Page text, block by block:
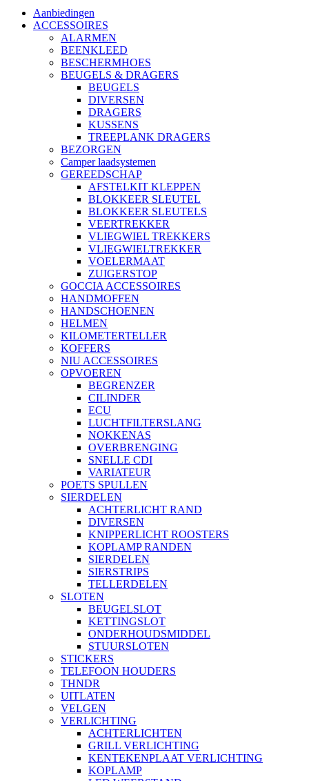
Aanbiedingen
ACCESSOIRES
ALARMEN
BEENKLEED
BESCHERMHOES
BEUGELS & DRAGERS
BEUGELS
DIVERSEN
DRAGERS
KUSSENS
TREEPLANK DRAGERS
BEZORGEN
Camper laadsystemen
GEREEDSCHAP
AFSTELKIT KLEPPEN
BLOKKEER SLEUTEL
BLOKKEER SLEUTELS
VEERTREKKER
VLIEGWIEL TREKKERS
VLIEGWIELTREKKER
VOELERMAAT
ZUIGERSTOP
GOCCIA ACCESSOIRES
HANDMOFFEN
HANDSCHOENEN
HELMEN
KILOMETERTELLER
KOFFERS
NIU ACCESSOIRES
OPVOEREN
BEGRENZER
CILINDER
ECU
LUCHTFILTERSLANG
NOKKENAS
OVERBRENGING
SNELLE CDI
VARIATEUR
POETS SPULLEN
SIERDELEN
ACHTERLICHT RAND
DIVERSEN
KNIPPERLICHT ROOSTERS
KOPLAMP RANDEN
SIERDELEN
SIERSTRIPS
TELLERDELEN
SLOTEN
BEUGELSLOT
KETTINGSLOT
ONDERHOUDSMIDDEL
STUURSLOTEN
STICKERS
TELEFOON HOUDERS
THNDR
UITLATEN
VELGEN
VERLICHTING
ACHTERLICHTEN
GRILL VERLICHTING
KENTEKENPLAAT VERLICHTING
KOPLAMP